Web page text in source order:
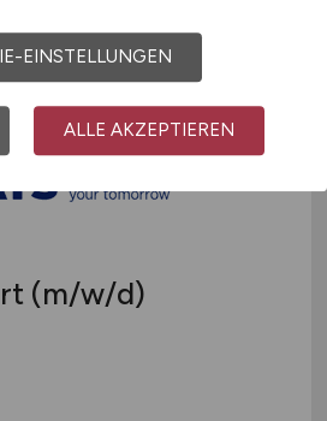
(m/w/d)
EINSTELLUNGEN
ALLE AKZEPTIEREN